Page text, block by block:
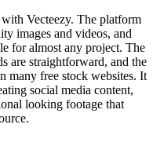
Vecteezy. The platform
images and videos, and
for almost any project. The
are straightforward, and the
many free stock websites. It
social media content,
looking footage that